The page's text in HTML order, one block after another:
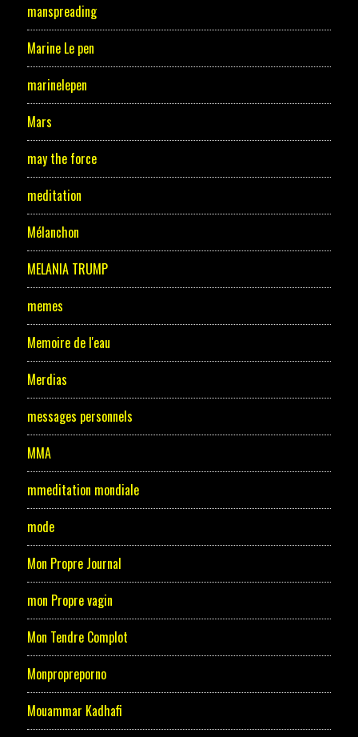
manspreading
Marine Le pen
marinelepen
Mars
may the force
meditation
Mélanchon
MELANIA TRUMP
memes
Memoire de l'eau
Merdias
messages personnels
MMA
mmeditation mondiale
mode
Mon Propre Journal
mon Propre vagin
Mon Tendre Complot
Monpropreporno
Mouammar Kadhafi